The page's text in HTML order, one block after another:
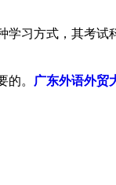
学习方式，其考试
。 广东外语外贸